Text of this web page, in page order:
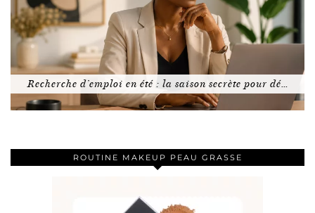
Recherche d’emploi en été : la saison secrète pour dé…
ROUTINE MAKEUP PEAU GRASSE